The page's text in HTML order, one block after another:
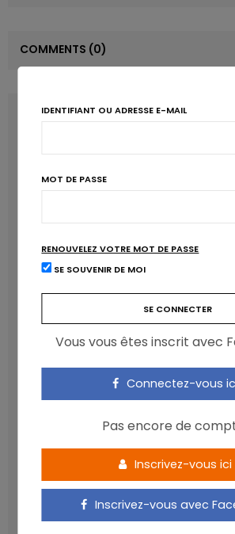
COMMENTS (0)
LATEST POSTS
Les anthocyanines bénéfiques pour
cardiométabolique
IDENTIFIANT OU ADRESSE E-MAIL
MOT DE PASSE
RENOUVELEZ VOTRE MOT DE PASSE
SE SOUVENIR DE MOI
Vous vous êtes inscrit avec
Connectez-vous
Pas encore de
Inscrivez-vous ici
Inscrivez-vous avec